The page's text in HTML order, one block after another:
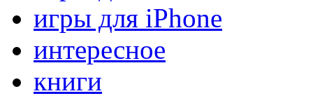
игры для iPhone
интересное
книги